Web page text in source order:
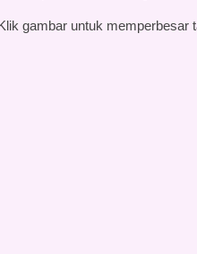
gambar untuk memperbesar